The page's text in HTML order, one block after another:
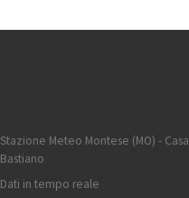
Stazione Meteo Montese (MO) - Casa
Bastiano
Dati in tempo reale